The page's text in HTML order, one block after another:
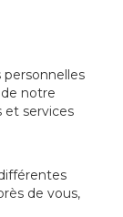
notre
et services
de vous,